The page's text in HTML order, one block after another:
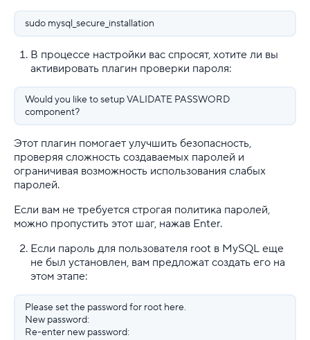
sudo mysql_secure_installation
В процессе настройки вас спросят, хотите ли вы
активировать плагин проверки пароля:
Would you like to setup VALIDATE PASSWORD
component?
Этот плагин помогает улучшить безопасность,
проверяя сложность создаваемых паролей и
ограничивая возможность использования слабых
паролей.
Если вам не требуется строгая политика паролей,
можно пропустить этот шаг, нажав Enter.
Если пароль для пользователя root в MySQL еще
не был установлен, вам предложат создать его на
этом этапе:
Please set the password for root here.
New password:
Re-enter new password: